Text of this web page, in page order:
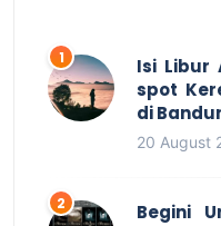
Isi Libur
spot
di
20 August
Begini